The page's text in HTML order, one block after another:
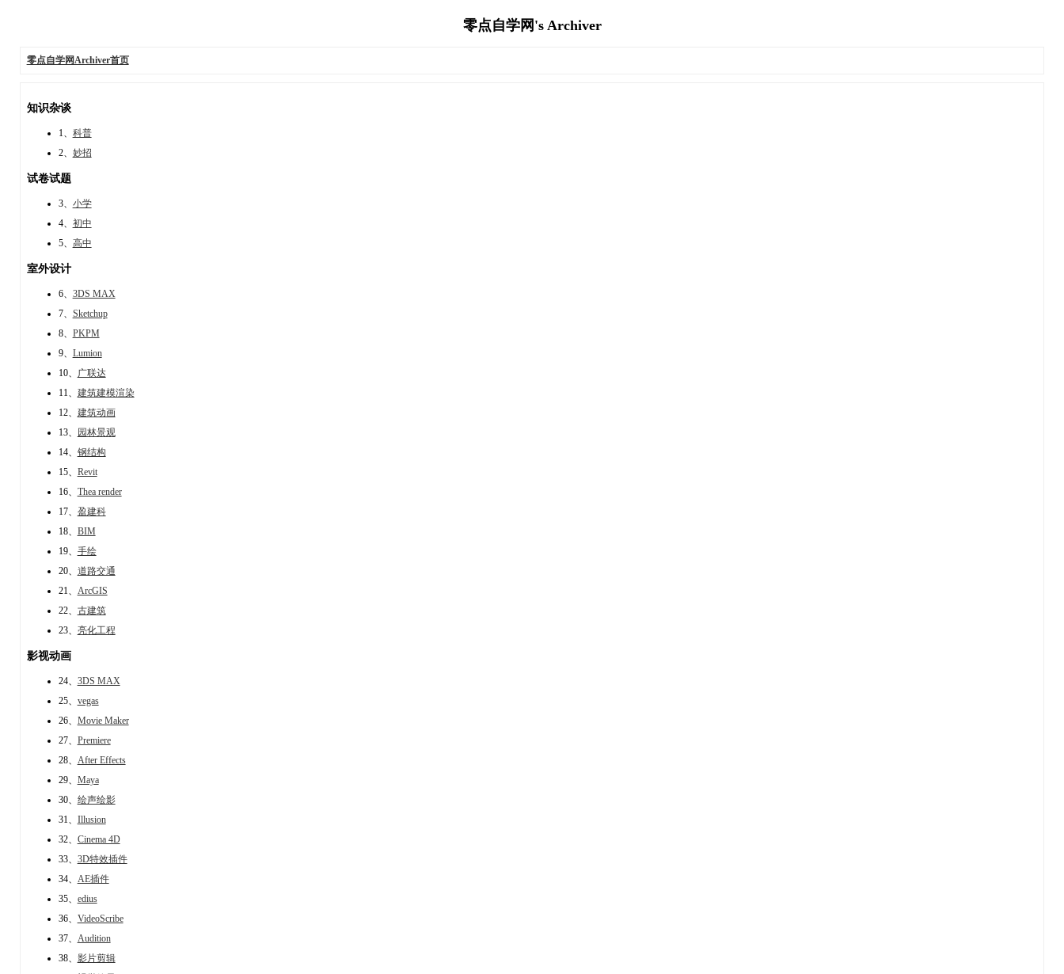
零点自学网's Archiver
零点自学网Archiver首页
知识杂谈
1、 科普
2、 妙招
试卷试题
3、 小学
4、 初中
5、 高中
室外设计
6、 3DS MAX
7、 Sketchup
8、 PKPM
9、 Lumion
10、
广联达
11、 建筑建模渲染
12、 建筑动画
13、
园林景观
14、 钢结构
15、 Revit
16、 Thea render
17、 盈建科
18、 BIM
19、 手绘
20、 道路交通
21、 ArcGIS
22、 古建筑
23、 亮化工程
影视动画
24、 3DS MAX
25、 vegas
26、 Movie Maker
27、 Premiere
28、 After Effects
29、 Maya
30、 绘声绘影
31、 Illusion
32、 Cinema 4D
33、 3D特效插件
34、 AE插件
35、 edius
36、 VideoScribe
37、 Audition
38、 影片剪辑